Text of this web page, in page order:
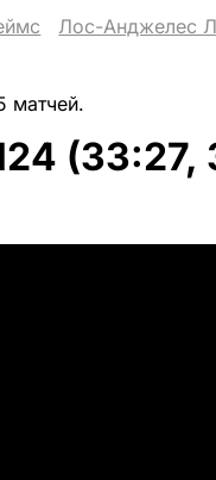
Лос-Анджелес
матчей.
(33:27,